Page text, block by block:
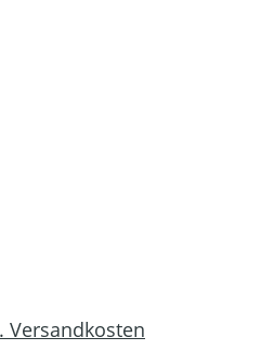
Versandkosten